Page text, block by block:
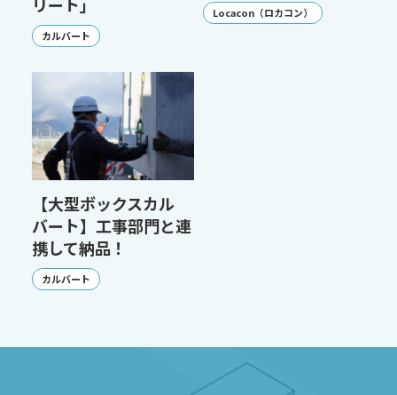
リート」
カルバート
Locacon（ロカコン）
【大型ボックスカル
バート】工事部門と連
携して納品！
カルバート